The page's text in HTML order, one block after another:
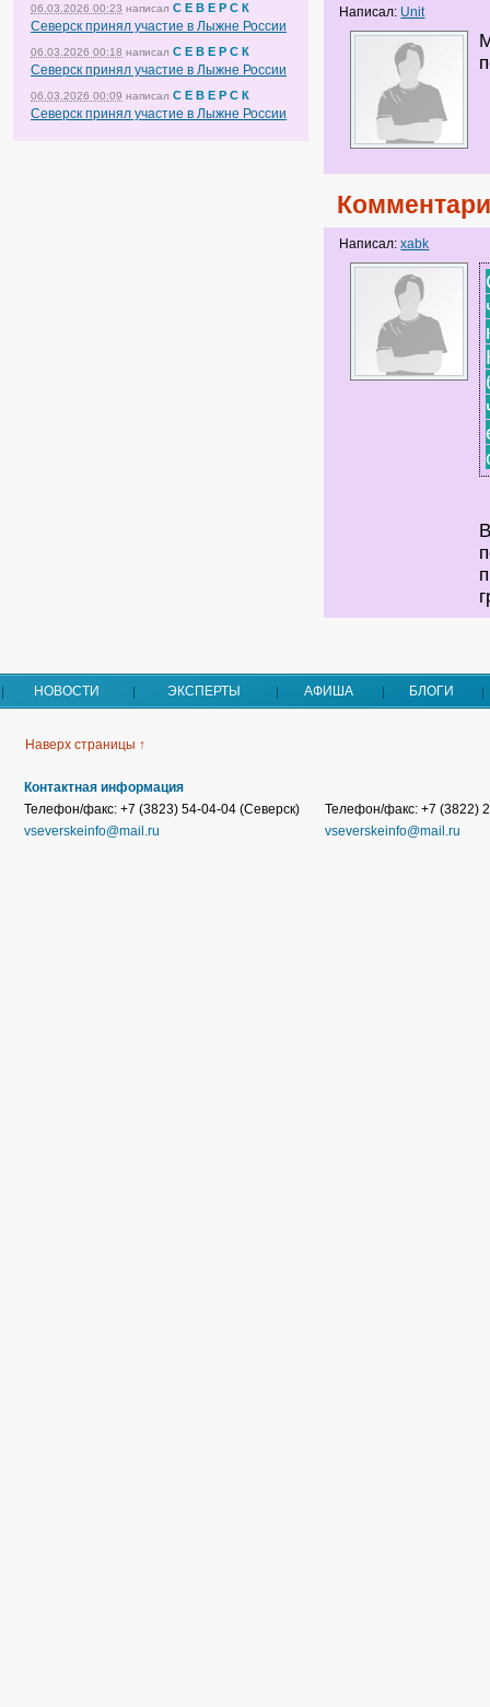
06.03.2026 00:23 написал С Е В Е Р С К
Северск принял участие в Лыжне России
06.03.2026 00:18 написал С Е В Е Р С К
Северск принял участие в Лыжне России
06.03.2026 00:09 написал С Е В Е Р С К
Северск принял участие в Лыжне России
Написал: Unit
Написал:xabk
НОВОСТИ ЭКСПЕРТЫ АФИША БЛОГИ
Наверх страницы ↑
Контактная информация
Телефон/факс: +7 (3823) 54-04-04 (Северск)
vseverskeinfo@mail.ru
Телефон/факс: +7 (3822)
vseverskeinfo@mail.ru